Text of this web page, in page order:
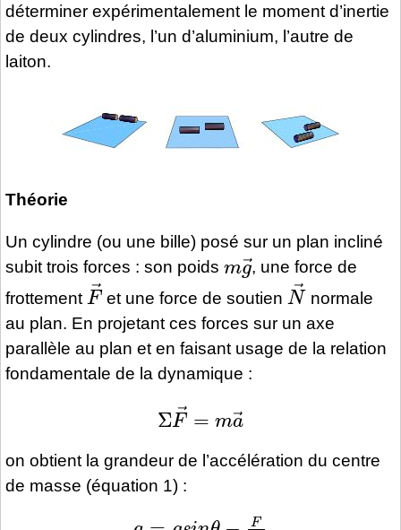
déterminer expérimentalement le moment d’inertie
de deux cylindres, l’un d’aluminium, l’autre de
laiton.
Théorie
Un cylindre (ou une bille) posé sur un plan incliné
subit trois forces : son poids
m g→
, une force de
frottement
F→
et une force de soutien
N→
normale
au plan. En projetant ces forces sur un axe
parallèle au plan et en faisant usage de la relation
fondamentale de la dynamique :
ΣF→ a
on obtient la grandeur de l’accélération du centre
de masse (équation 1) :
nθ −F